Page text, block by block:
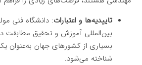
تاییدیه‌ها و اعتبارات: دانشگاه فنی
بین‌المللی آموزش و تحقیق مطابقت
بسیاری از کشورهای جهان به‌عنوان
شناخته می‌شود.